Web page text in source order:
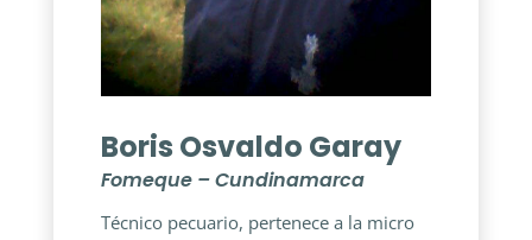
Boris Osvaldo Garay
Fomeque – Cundinamarca
Técnico pecuario, pertenece a la micro